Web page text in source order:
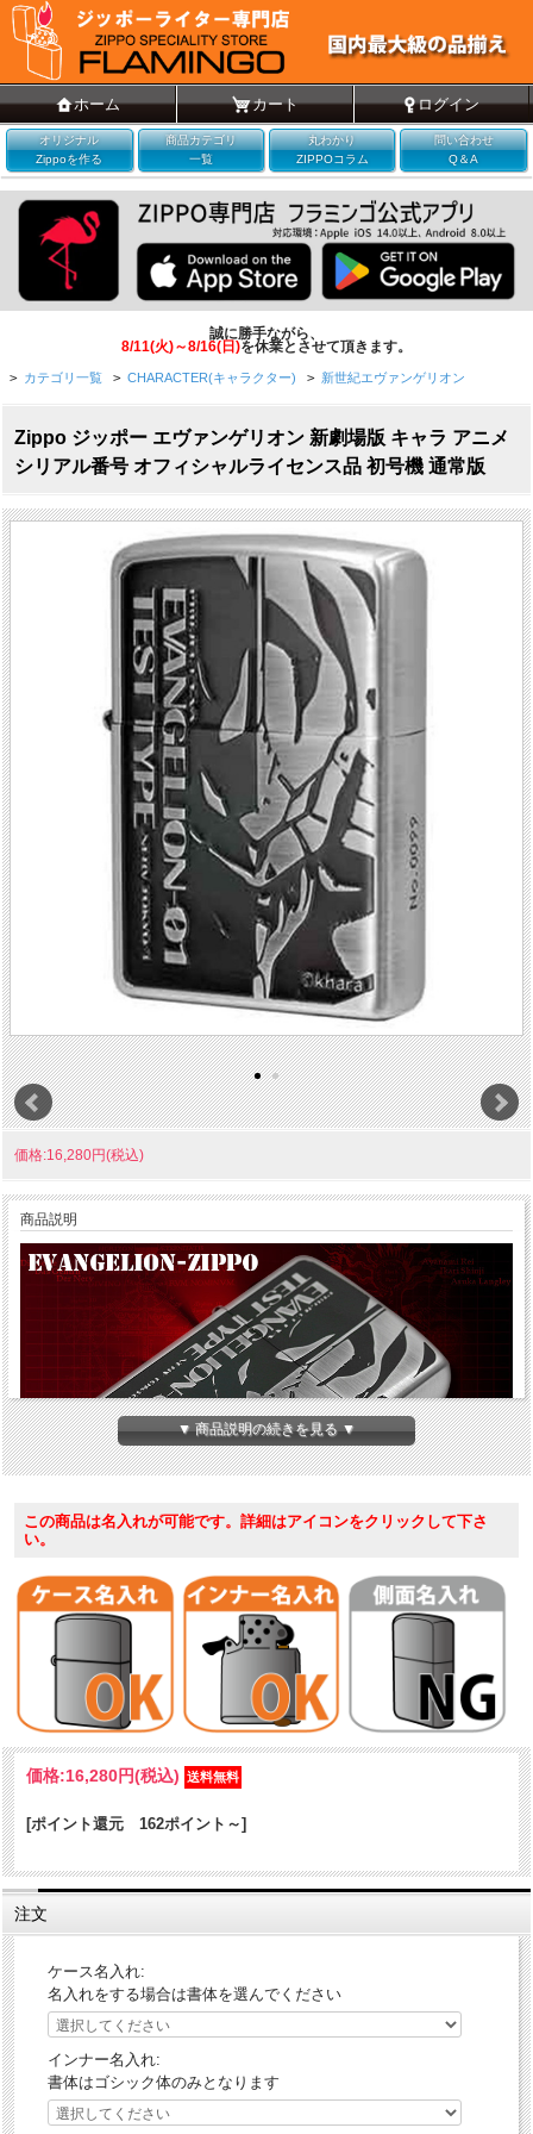
ホーム カート ログイン
オリジナル
Zippoを作る
商品カテゴリ
一覧
丸わかり
ZIPPOコラム
問い合わせ
Q＆A
誠に勝手ながら、
8/11(火)～8/16(日)を休業とさせて頂きます。
> カテゴリ一覧 > CHARACTER(キャラクター) > 新世紀エヴァンゲリオン
Zippo ジッポー エヴァンゲリオン 新劇場版 キャラ アニメ
シリアル番号 オフィシャルライセンス品 初号機 通常版
価格:16,280円(税込)
商品説明
スタンダードな大人のアイテムとして絶大な人気を誇るZIPPO。その
エヴァンゲリオンアイテムがついに新作で登場です！
前面には初号機をモチーフにしたデザイン、エッチングによる精細な
彫刻をアンティーク調の銀古美加工で仕上げたZippoです。使い込むほ
どに変わる表情、増す風合いが楽しめます。もちろん側面には、限定
生産の証であるシリアルナンバーを刻印。あなただけの一本になりま
す。
ケース形状：レギュラー・ケース
加工表面処理：エッチング加工|銀古美仕上
その他：側面シリアルナンバー入り(ナンバーは選べません)
発売元：EVANGELIONSTORE（グラウンドワークス）オフィシャル
▼ 商品説明の続きを見る ▼
この商品は名入れが可能です。詳細はアイコンをクリックして下さ
い。
価格:16,280円(税込)
[ポイント還元 162ポイント～]
注文
ケース名入れ:
名入れをする場合は書体を選んでください
インナー名入れ:
書体はゴシック体のみとなります